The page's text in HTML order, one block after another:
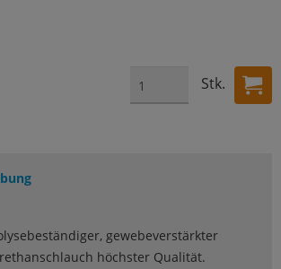
Stk.
gewebeverstärkter
höchster Qualität.